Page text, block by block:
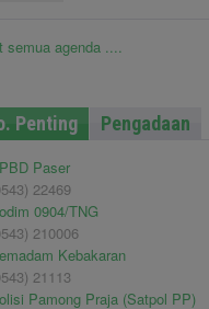
semua agenda ....
Penting Pengadaan
Paser
22469
0904/TNG
210006
Kebakaran
21113
Pamong Praja (Satpol PP)